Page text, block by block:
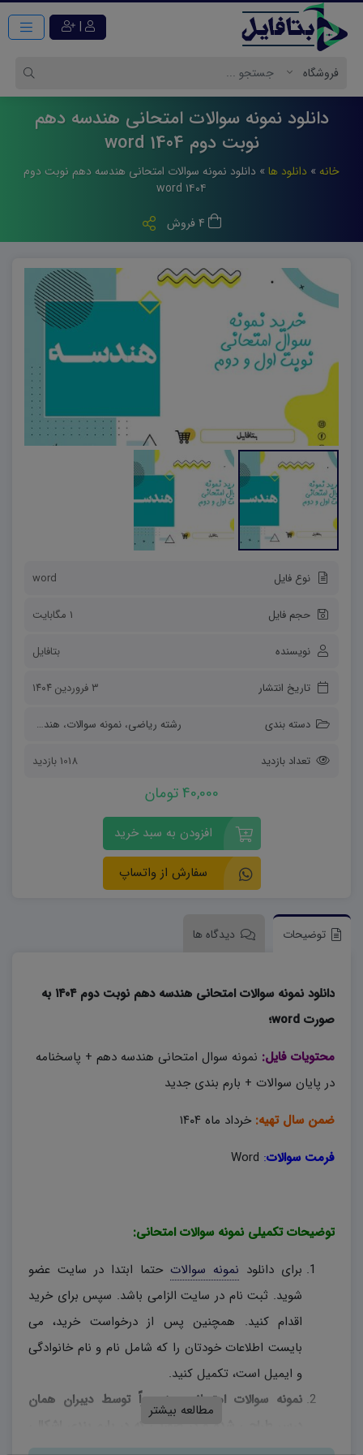
|
دانلود نمونه سوالات امتحانی هندسه دهم
نوبت دوم 1404 word
خانه » دانلود ها » دانلود نمونه سوالات امتحانی هندسه دهم نوبت دوم
۱۴۰۴ word
نوع فایل word
حجم فایل 1 مگابایت
نویسنده بتافایل
تاریخ انتشار ۳ فروردین ۱۴۰۴
دسته بندی رشته ریاضی، نمونه سوالات، هندسه
تعداد بازدید 1018 بازدید
40,000 تومان
افزودن به سبد خرید
سفارش از واتساپ
توضیحات دیدگاه ها
دانلود نمونه سوالات امتحانی هندسه دهم نوبت دوم ۱۴۰۴ به
صورت word؛
محتویات فایل: نمونه سوال امتحانی هندسه دهم + پاسخنامه
در پایان سوالات + بارم بندی جدید
ضمن سال تهیه: خرداد ماه ۱۴۰۴
فرمت سوالات:
توضیحات تکمیلی نمونه سوالات امتحانی:
برای دانلود نمونه سوالات حتما ابتدا در سایت عضو
شوید. ثبت نام در سایت الزامی باشد. سپس برای خرید
اقدام کنید. همچنین پس از درخواست خرید، می
بایست اطلاعات خودتان را که شامل نام و نام خانوادگی
و ایمیل است، تکمیل کنید.
نمونه سوالات امتحانی، منحصراً توسط دیبران همان
مطالعه بیشتر